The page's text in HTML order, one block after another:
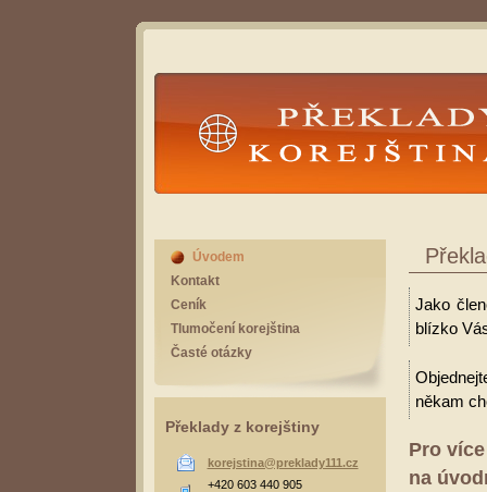
Překlady Korejština
Jako
blízko
někam
Pro
na
Úvodem
Kontakt
Ceník
Tlumočení korejština
Časté otázky
Překlady z korejštiny
korejstina@preklady111.cz
+420 603 440 905